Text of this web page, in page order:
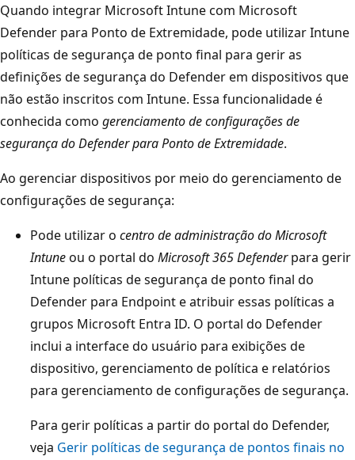
Quando integrar Microsoft Intune com Microsoft
Defender para Ponto de Extremidade, pode utilizar Intune
políticas de segurança de ponto final para gerir as
definições de segurança do Defender em dispositivos que
não estão inscritos com Intune. Essa funcionalidade é
conhecida como gerenciamento de configurações de
segurança do Defender para Ponto de Extremidade.
Ao gerenciar dispositivos por meio do gerenciamento de
configurações de segurança:
Pode utilizar o centro de administração do Microsoft
Intuneou o portal do Microsoft 365 Defenderpara gerir
Intune políticas de segurança de ponto final do
Defender para Endpoint e atribuir essas políticas a
grupos Microsoft Entra ID. O portal do Defender
inclui a interface do usuário para exibições de
dispositivo, gerenciamento de política e relatórios
para gerenciamento de configurações de segurança.
Para gerir políticas a partir do portal do Defender,
veja Gerir políticas de segurança de pontos finais no